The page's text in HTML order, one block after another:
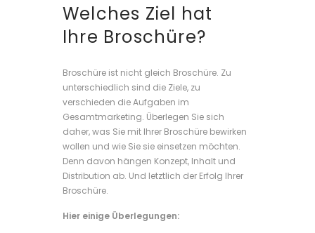
Welches Ziel hat
Ihre Broschüre?
Broschüre ist nicht gleich Broschüre. Zu
unterschiedlich sind die Ziele, zu
verschieden die Aufgaben im
Gesamtmarketing. Überlegen Sie sich
daher, was Sie mit Ihrer Broschüre bewirken
wollen und wie Sie sie einsetzen möchten.
Denn davon hängen Konzept, Inhalt und
Distribution ab. Und letztlich der Erfolg Ihrer
Broschüre.
Hier einige Überlegungen: